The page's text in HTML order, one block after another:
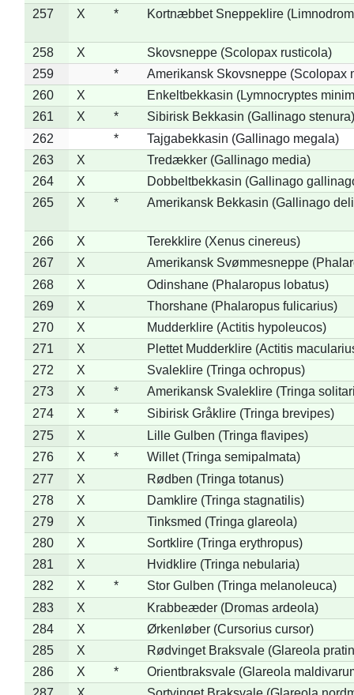
257
X * Kortnæbbet Sneppeklire
258 X
Skovsneppe (Scolopax rusticola)
259
*
Amerikansk Skovsneppe (Scolopax
260
X
Enkeltbekkasin (Lymnocryptes
261
X *
Sibirisk Bekkasin (Gallinago stenura)
262
*
Tajgabekkasin (Gallinago megala)
263
X
Tredækker (Gallinago media)
264
X
Dobbeltbekkasin (Gallinago
265
X * Amerikansk Bekkasin (Gallinago
266 X
Terekklire (Xenus cinereus)
267
X
Amerikansk Svømmesneppe
268
X
Odinshane (Phalaropus lobatus)
269
X
Thorshane (Phalaropus fulicarius)
270
X
Mudderklire (Actitis hypoleucos)
271
X
Plettet Mudderklire (Actitis
272
X
Svaleklire (Tringa ochropus)
273
X *
Amerikansk Svaleklire (Tringa
274
X *
Sibirisk Gråklire (Tringa brevipes)
275
X
Lille Gulben (Tringa flavipes)
276
X *
Willet (Tringa semipalmata)
277
X
Rødben (Tringa totanus)
278
X
Damklire (Tringa stagnatilis)
279
X
Tinksmed (Tringa glareola)
280
X
Sortklire (Tringa erythropus)
281
X
Hvidklire (Tringa nebularia)
282
X *
Stor Gulben (Tringa melanoleuca)
283
X
Krabbeæder (Dromas ardeola)
284
X
Ørkenløber (Cursorius cursor)
285
X
Rødvinget Braksvale (Glareola
286
X *
Orientbraksvale (Glareola